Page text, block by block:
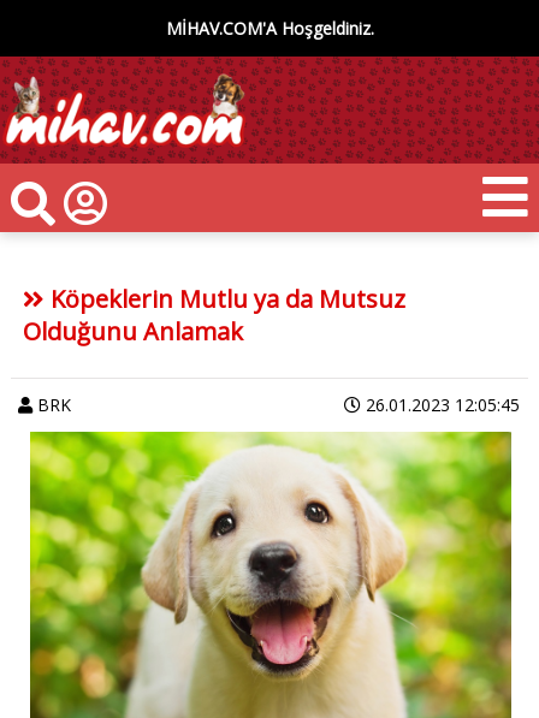
MİHAV.COM'A Hoşgeldiniz.
Köpeklerin Mutlu ya da Mutsuz
Olduğunu Anlamak
BRK 26.01.2023 12:05:45